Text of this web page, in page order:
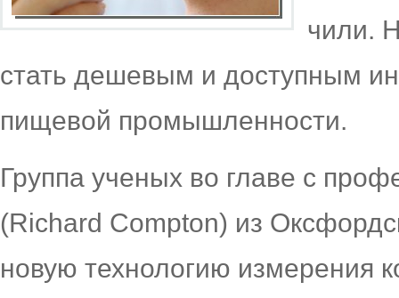
чили.
стать дешевым и доступным
пищевой промышленности.
Группа ученых во главе с
(Richard Compton) из
новую технологию измерения